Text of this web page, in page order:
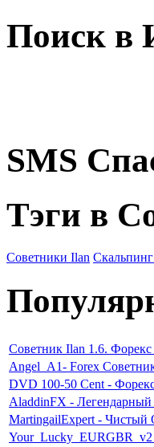
Поиск в
SMS
Тэги в
Советники Ilan
Советник Ilan 1.6.
Angel_A1- Forex
DVD 100-50 Cent -
AladdinFX -
MartingailExpert -